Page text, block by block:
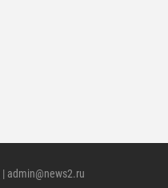
| admin@news2.ru